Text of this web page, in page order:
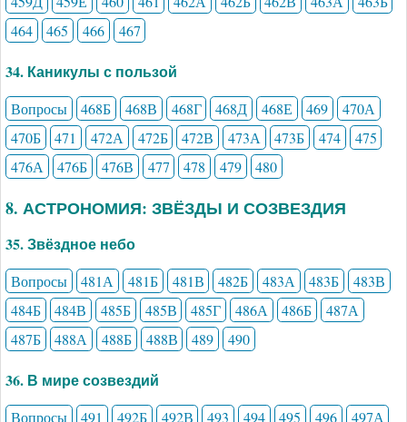
464
465 466 467
34. Каникулы с пользой
Вопросы 468Б 468В 468Г 468Д 468Е 469
470А
470Б
471 472А 472Б 472В 473А 473Б 474
475
476А
476Б 476В 477 478 479 480
8. АСТРОНОМИЯ: ЗВЁЗДЫ И СОЗВЕЗДИЯ
35. Звёздное небо
Вопросы 481А 481Б 481В 482Б 483А 483Б
483В
484Б
484В 485Б 485В 485Г 486А 486Б
487А
487Б
488А 488Б 488В 489 490
36. В мире созвездий
Вопросы 491 492Б 492В 493 494 495 496
497А